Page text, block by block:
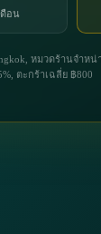
ดือน
หมวดร้านจำหน่
ตะกร้าเฉลี่ย ฿800